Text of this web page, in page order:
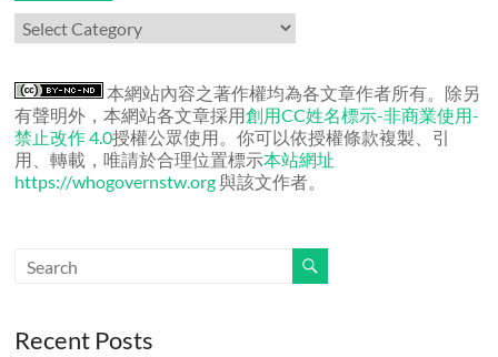
作
者
章
本網站內容之著作權均為各文章作者所有。除另
有聲明外，本網站各文章採用創用CC姓名標示-非商業使用-
禁止改作 4.0授權公眾使用。你可以依授權條款複製、引
用、轉載，唯請於合理位置標示本站網址
https://whogovernstw.org與該文作者。
Recent Posts